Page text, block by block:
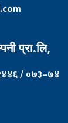
प्रा.लि,
/ ०७३–७४